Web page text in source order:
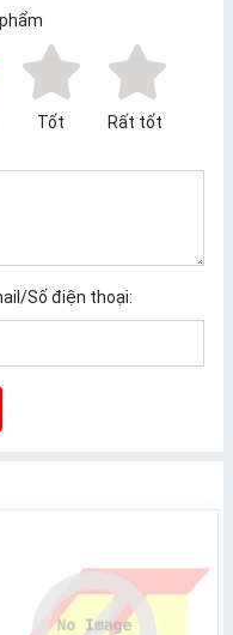
Tốt
Rất tốt
Số điện thoại: